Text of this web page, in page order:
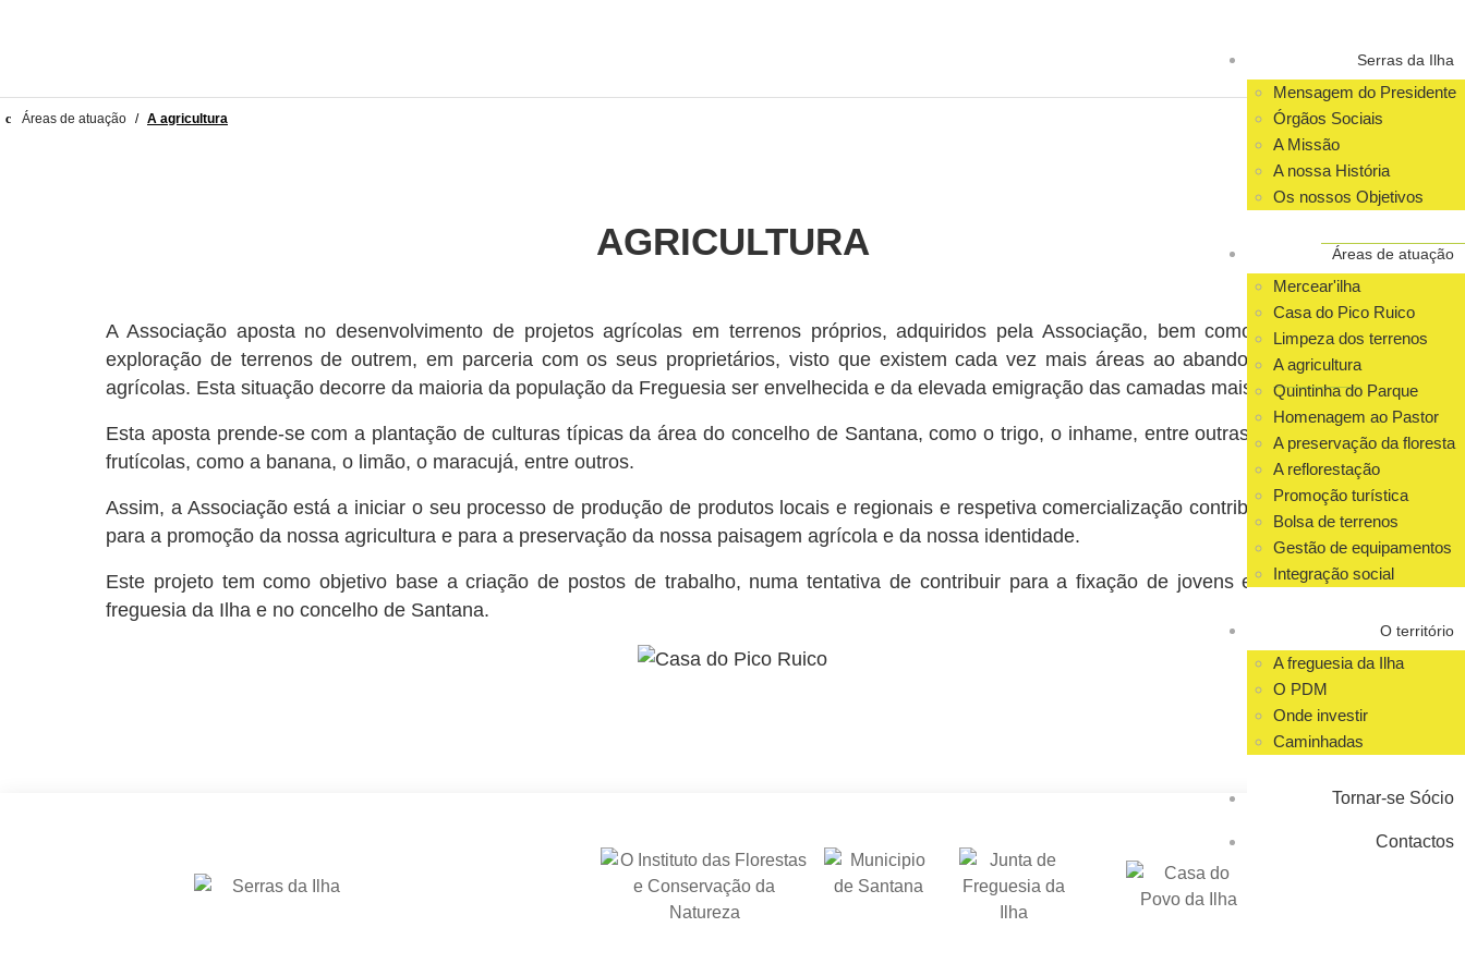
Serras da Ilha
Mensagem do Presidente
Órgãos Sociais
A Missão
A nossa História
Os nossos Objetivos
Áreas de atuação
Mercear'ilha
Casa do Pico Ruico
Limpeza dos terrenos
A agricultura
Quintinha do Parque
Homenagem ao Pastor
A preservação da floresta
A reflorestação
Promoção turística
Bolsa de terrenos
Gestão de equipamentos
Integração social
O território
A freguesia da Ilha
O PDM
Onde investir
Caminhadas
Tornar-se Sócio
Contactos
Áreas de atuação / A agricultura
AGRICULTURA
A Associação aposta no desenvolvimento de projetos agrícolas em terrenos próprios, adquiridos pela Associação, bem como promove a
exploração de terrenos de outrem, em parceria com os seus proprietários, visto que existem cada vez mais áreas ao abandono das lides
agrícolas. Esta situação decorre da maioria da população da Freguesia ser envelhecida e da elevada emigração das camadas mais jovens.
Esta aposta prende-se com a plantação de culturas típicas da área do concelho de Santana, como o trigo, o inhame, entre outras, bem como,
frutícolas, como a banana, o limão, o maracujá, entre outros.
Assim, a Associação está a iniciar o seu processo de produção de produtos locais e regionais e respetiva comercialização contribuindo assim,
para a promoção da nossa agricultura e para a preservação da nossa paisagem agrícola e da nossa identidade.
Este projeto tem como objetivo base a criação de postos de trabalho, numa tentativa de contribuir para a fixação de jovens e famílias na
freguesia da Ilha e no concelho de Santana.